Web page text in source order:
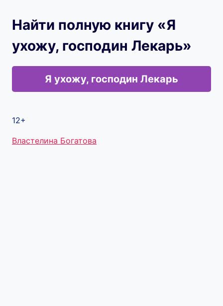
Найти полную книгу «Я
ухожу, господин Лекарь»
Я ухожу, господин Лекарь
12+
Метки
Властелина Богатова